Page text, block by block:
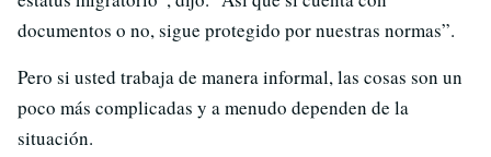
documentos o no, sigue protegido por nuestras normas”.
Pero si usted trabaja de manera informal, las cosas son un
poco más complicadas y a menudo dependen de la
situación.